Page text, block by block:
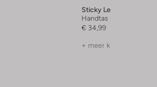
Sticky Lemon
Handtas
€ 34,99
+ meer kleuren